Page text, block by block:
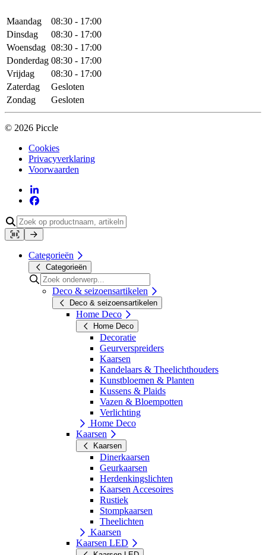
Maandag
08:30 - 17:00
Dinsdag
08:30 - 17:00
Woensdag 08:30 - 17:00
Donderdag 08:30 - 17:00
Vrijdag
08:30 - 17:00
Zaterdag
Gesloten
Zondag
Gesloten
© 2026 Piccle
Cookies
Privacyverklaring
Voorwaarden
Categorieën
Categorieën
Deco & seizoensartikelen
Deco & seizoensartikelen
Home Deco
Home Deco
Decoratie
Geurverspreiders
Kaarsen
Kandelaars & Theelichthouders
Kunstbloemen & Planten
Kussens & Plaids
Vazen & Bloempotten
Verlichting
Home Deco
Kaarsen
Kaarsen
Dinerkaarsen
Geurkaarsen
Herdenkingslichten
Kaarsen Accesoires
Rustiek
Stompkaarsen
Theelichten
Kaarsen
Kaarsen LED